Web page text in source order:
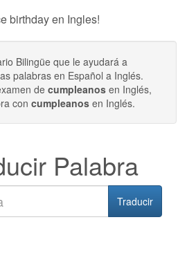
birthday en Ingles!
Bilingüe que le ayudará a
palabras en Español a Inglés.
de cumpleanos en Inglés,
con cumpleanos en Inglés.
Palabra
Traducir